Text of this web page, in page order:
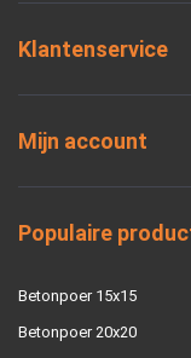
Klantenservice
Mijn account
Populaire
Betonpoer 15x15
Betonpoer 20x20